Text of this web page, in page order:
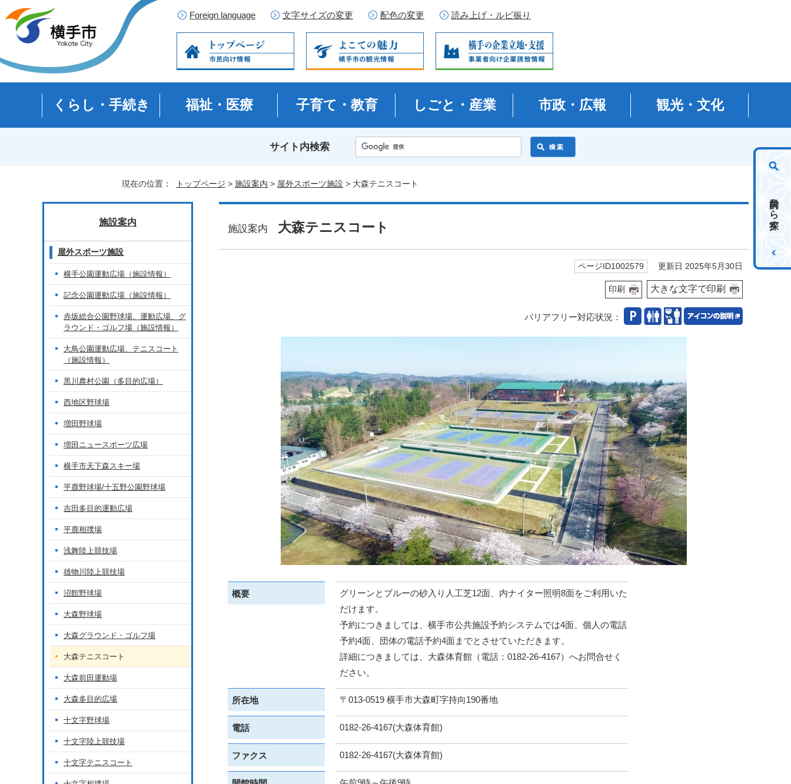
Foreign language 文字サイズの変更 配色の変更 読み上げ・ルビ振り
くらし・手続き 福祉・医療 子育て・教育 しごと・産業 市政・広報 観光・文化
サイト内検索
目的から探す
現在の位置： トップページ > 施設案内 > 屋外スポーツ施設 > 大森テニスコート
施設案内 大森テニスコート
ページID1002579 更新日 2025年5月30日
印刷 大きな文字で印刷
バリアフリー対応状況：
概要
グリーンとブルーの砂入り人工芝12面、内ナイター照明8面をご利用いた
だけます。
予約につきましては、横手市公共施設予約システムでは4面、個人の電話
予約4面、団体の電話予約4面までとさせていただきます。
詳細につきましては、大森体育館（電話：0182-26-4167）へお問合せく
ださい。
所在地 〒013-0519 横手市大森町字持向190番地
電話 0182-26-4167(大森体育館)
ファクス 0182-26-4167(大森体育館)
施設案内
屋外スポーツ施設
横手公園運動広場（施設情報）
記念公園運動広場（施設情報）
赤坂総合公園野球場、運動広場、グ
ラウンド・ゴルフ場（施設情報）
大鳥公園運動広場、テニスコート
（施設情報）
黒川農村公園（多目的広場）
西地区野球場
増田野球場
増田ニュースポーツ広場
横手市天下森スキー場
平鹿野球場/十五野公園野球場
吉田多目的運動広場
平鹿相撲場
浅舞陸上競技場
雄物川陸上競技場
沼館野球場
大森野球場
大森グラウンド・ゴルフ場
大森テニスコート
大森前田運動場
大森多目的広場
十文字野球場
十文字陸上競技場
十文字テニスコート